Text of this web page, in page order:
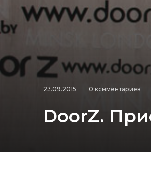
23.09.2015 0 комментариев
DoorZ.